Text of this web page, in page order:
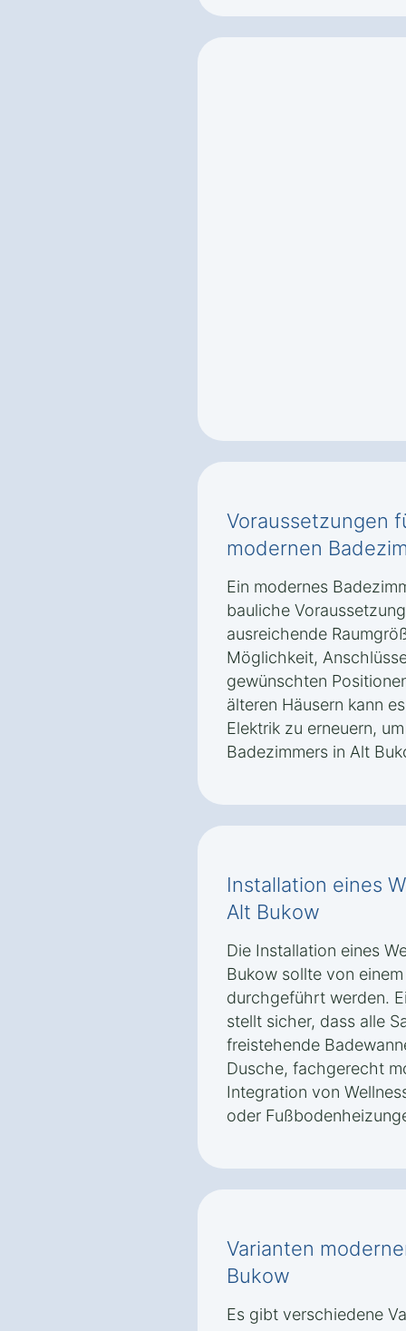
Voraussetzungen
modernen
Ein modernes
bauliche
ausreichende
Möglichkeit,
gewünschten
älteren Häusern kann
Elektrik zu erneuern,
Badezimmers in Alt
Installation eines
Alt Bukow
Die Installation eines
Bukow sollte von
durchgeführt werden.
stellt sicher, dass alle
freistehende
Dusche, fachgerecht
Integration von
oder
Varianten
Bukow
Es gibt verschiedene